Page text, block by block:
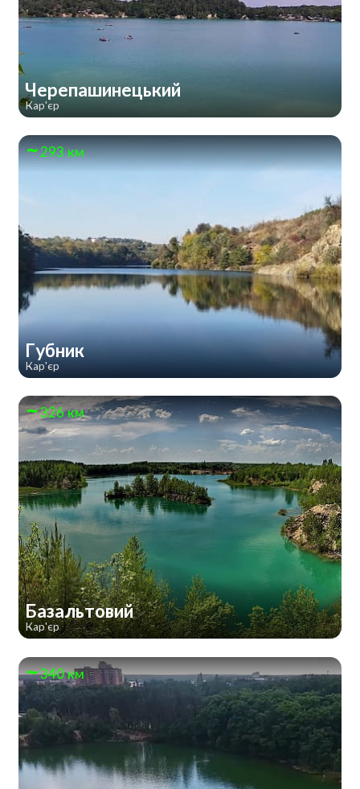
Черепашинецький
Кар'єр
293 км
Губник
Кар'єр
326 км
Базальтовий
Кар'єр
340 км